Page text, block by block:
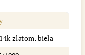
zlatom, biela